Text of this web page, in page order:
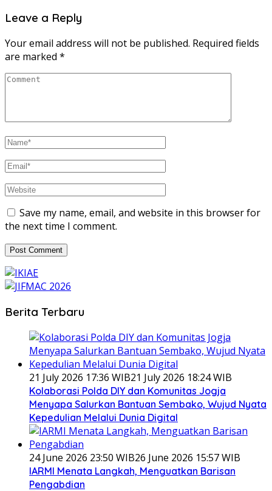
Leave a Reply
Your email address will not be published. Required fields
are marked *
Save my name, email, and website in this browser for
the next time I comment.
Berita Terbaru
21 July 2026 17:36 WIB21 July 2026 18:24 WIB
Kolaborasi Polda DIY dan Komunitas Jogja
Menyapa Salurkan Bantuan Sembako, Wujud Nyata
Kepedulian Melalui Dunia Digital
24 June 2026 23:50 WIB26 June 2026 15:57 WIB
IARMI Menata Langkah, Menguatkan Barisan
Pengabdian